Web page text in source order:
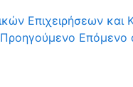
Επιχειρήσεων και
Προηγούμενο Επόμενο